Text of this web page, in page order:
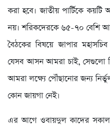
করা হবে। জাতীয় পার্টিকে
নয়। শরিকদেরকে ৬৫-৭০ বেশি
বৈঠকের বিষয়ে জাপার
যেসব আসন আমরা চাই, সেগুলো
আমরা লক্ষ্যে পৌঁছানোর জন্য
কোন জায়গা নেই।
এর আগে ওবায়দুল কাদের সকাল